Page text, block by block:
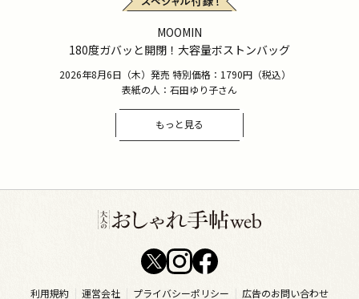
MOOMIN
180度ガバッと開閉！大容量ボストンバッグ
2026年8月6日（木）発売 特別価格：1790円（税込）
表紙の人：石田ゆり子さん
もっと見る
利用規約 運営会社 プライバシーポリシー 広告のお問い合わせ